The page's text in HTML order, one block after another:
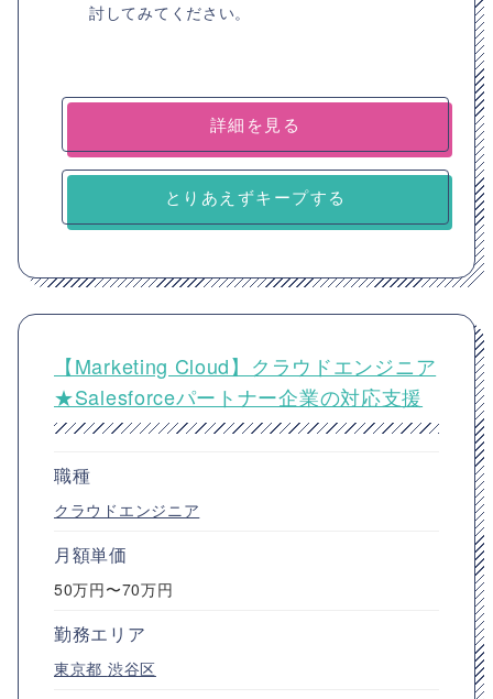
討してみてください。
詳細を見る
とりあえずキープする
【Marketing Cloud】クラウドエンジニア
★Salesforceパートナー企業の対応支援
職種
クラウドエンジニア
月額単価
50万円〜70万円
勤務エリア
東京都 渋谷区